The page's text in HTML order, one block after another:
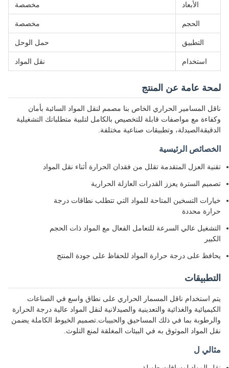
الأبعاد مخصصة
الحجم مخصصة
التطبيق حمل الوحل
استخدام نقل المواد
لمحة عامة عن المنتج
ناقل المسامير الحراري الخاص بنا مصمم لنقل المواد السائبة بأمان
وكفاءة مع مواصفات قابلة للتخصيص بالكامل لتلبية متطلباتك التشغيلية
الدقيقةالصيدلة، وتطبيقات صناعية مختلفة.
الخصائص الرئيسية
تقنية العزل المتقدمة تقلل من فقدان الحرارة أثناء نقل المواد
تصميم السترة يعزز القدرات العازلة الحرارية
خيارات التسخين المتاحة للمواد التي تتطلب نطاقات درجة
حرارة محددة
التشغيل عالي السرعة للتعامل الفعال مع المواد ذات الحجم
الكبير
يحافظ على درجة حرارة المواد للحفاظ على جودة المنتج
التطبيقات
يتم استخدام ناقل المسمار الحراري على نطاق واسع في الصناعات
الكيميائية والغذائية والتعدينية والصيدلانية لنقل المواد عالية درجة الحرارة
والرطوبة بما في ذلك المساحيق والحبيبات.تصميم الخيوط الكاملة يضمن
نقل المواد الموثوق به في البيئات المغلقة لمنع التلوث.
مثالي ل